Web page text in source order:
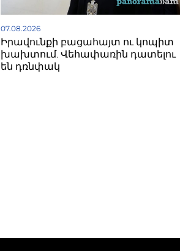
07.08.2026
Իրավունքի բացահայտ ու կոպիտ
խախտում. Վեհափառին դատելու
են դռնփակ